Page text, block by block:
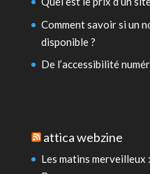
Comment savoir si un
disponible ?
De l’accessibilité
attica webzine
Les matins merveilleux